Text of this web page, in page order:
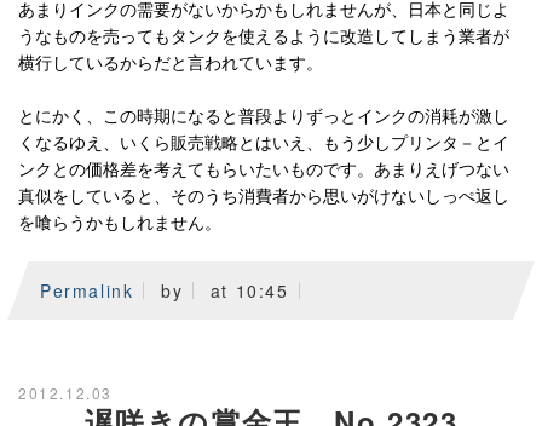
あまりインクの需要がないからかもしれませんが、日本と同じよ
うなものを売ってもタンクを使えるように改造してしまう業者が
横行しているからだと言われています。
とにかく、この時期になると普段よりずっとインクの消耗が激し
くなるゆえ、いくら販売戦略とはいえ、もう少しプリンタ－とイ
ンクとの価格差を考えてもらいたいものです。あまりえげつない
真似をしていると、そのうち消費者から思いがけないしっぺ返し
を喰らうかもしれません。
Permalink by at 10:45
2012.12.03